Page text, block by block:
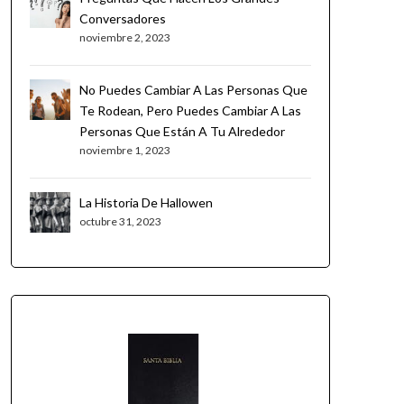
Conversadores
noviembre 2, 2023
No Puedes Cambiar A Las Personas Que
Te Rodean, Pero Puedes Cambiar A Las
Personas Que Están A Tu Alrededor
noviembre 1, 2023
La Historia De Hallowen
octubre 31, 2023